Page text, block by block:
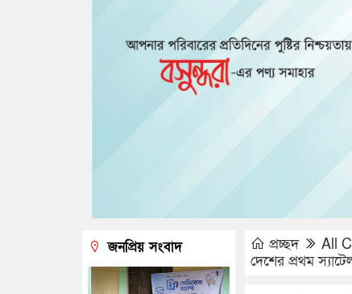
প্রচ্ছদ
All
দেশের প্রথম
জনপ্রিয় সংবাদ